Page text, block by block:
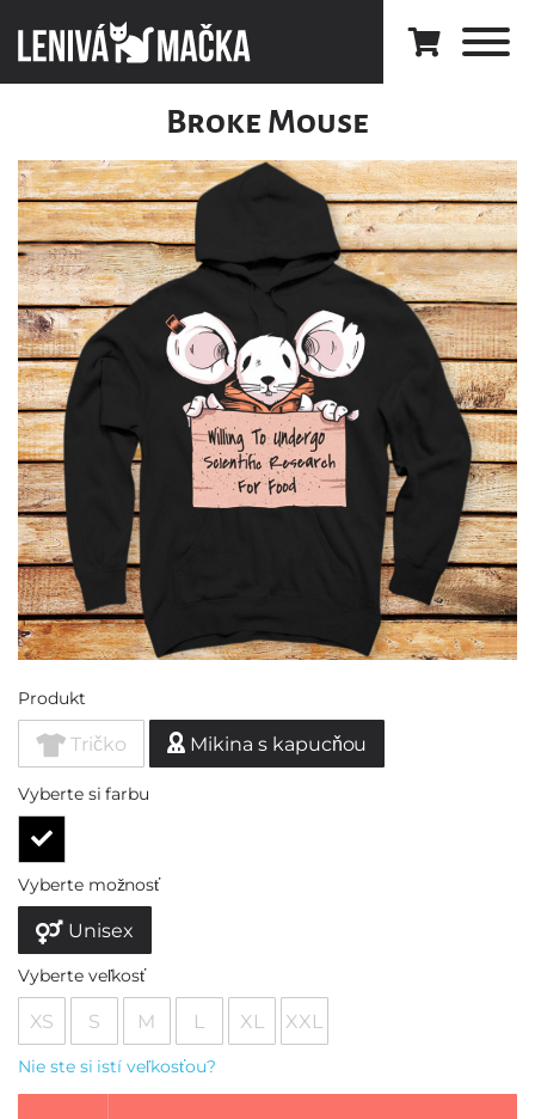
Broke Mouse
Produkt
Tričko Mikina s kapucňou
Vyberte si farbu
Vyberte možnosť
Unisex
Vyberte veľkosť
XS S M L XL XXL
Nie ste si istí veľkosťou?